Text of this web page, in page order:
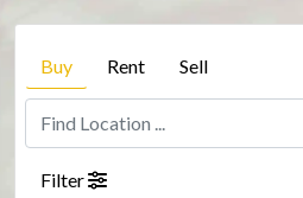
Buy Rent Sell
Filter